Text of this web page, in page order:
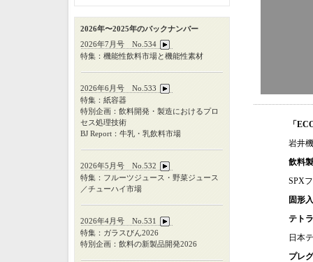
「
岩井
飲料
SPX
固形
テト
日本
プレ
2026年〜2025年のバックナンバー
2026年7月号 No.534
特集：機能性飲料市場と機能性素材
2026年6月号 No.533
特集：紙容器
特別企画：飲料開発・製造におけるプロ
セス処理技術
BJ Report：牛乳・乳飲料市場
2026年5月号 No.532
特集：フルーツジュース・野菜ジュース
／チューハイ市場
2026年4月号 No.531
特集：ガラスびん2026
特別企画：飲料の新製品開発2026